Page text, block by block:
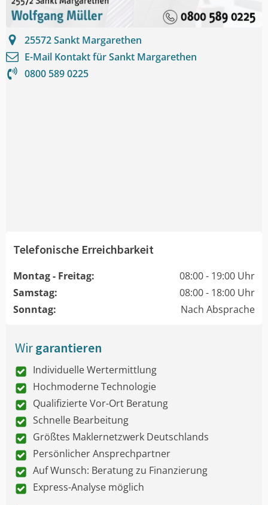
25572Sankt Margarethen
E-Mail Kontakt fürSankt Margarethen
0800 589 0225
Telefonische Erreichbarkeit
Montag - Freitag:
08:00 - 19:00 Uhr
Samstag:
08:00 - 18:00 Uhr
Sonntag:
Nach Absprache
Wirgarantieren
Individuelle Wertermittlung
Hochmoderne Technologie
Qualifizierte Vor-Ort Beratung
Schnelle Bearbeitung
Größtes Maklernetzwerk Deutschlands
Persönlicher Ansprechpartner
Auf Wunsch: Beratung zu Finanzierung
Express-Analyse möglich